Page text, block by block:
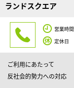
ランドスクエア
営業時
定休日
ご利用にあたって
反社会的勢力への対応